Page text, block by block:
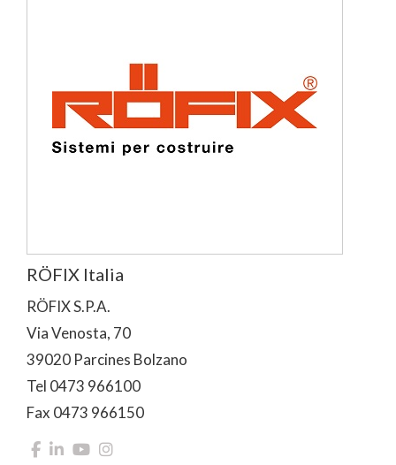
RÖFIX Italia
RÖFIX S.P.A.
Via Venosta, 70
39020 Parcines Bolzano
Tel 0473 966100
Fax 0473 966150